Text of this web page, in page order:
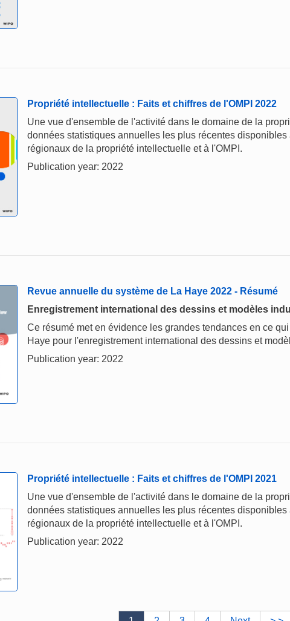
Propriété intellectuelle : Faits et chiffres de l'OMPI 2022
Une vue d'ensemble de l'activité dans le domaine de la
données statistiques annuelles les plus récentes
régionaux de la propriété intellectuelle et à l'OMPI.
Publication year: 2022
Revue annuelle du système de La Haye 2022 - Résumé
Enregistrement international des dessins et modèles
Ce résumé met en évidence les grandes tendances en ce
Haye pour l'enregistrement international des dessins et
Publication year: 2022
Propriété intellectuelle : Faits et chiffres de l'OMPI 2021
Une vue d'ensemble de l'activité dans le domaine de la
données statistiques annuelles les plus récentes
régionaux de la propriété intellectuelle et à l'OMPI.
Publication year: 2022